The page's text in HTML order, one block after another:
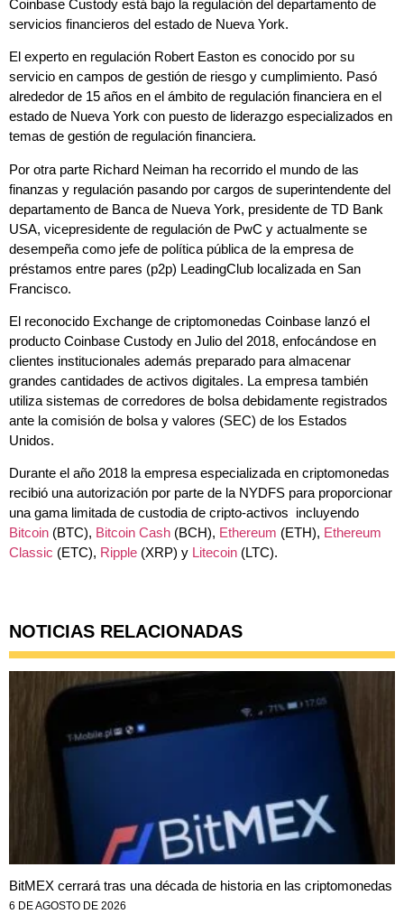
Coinbase Custody está bajo la regulación del departamento de
servicios financieros del estado de Nueva York.
El experto en regulación Robert Easton es conocido por su
servicio en campos de gestión de riesgo y cumplimiento. Pasó
alrededor de 15 años en el ámbito de regulación financiera en el
estado de Nueva York con puesto de liderazgo especializados en
temas de gestión de regulación financiera.
Por otra parte Richard Neiman ha recorrido el mundo de las
finanzas y regulación pasando por cargos de superintendente del
departamento de Banca de Nueva York, presidente de TD Bank
USA, vicepresidente de regulación de PwC y actualmente se
desempeña como jefe de política pública de la empresa de
préstamos entre pares (p2p) LeadingClub localizada en San
Francisco.
El reconocido Exchange de criptomonedas Coinbase lanzó el
producto Coinbase Custody en Julio del 2018, enfocándose en
clientes institucionales además preparado para almacenar
grandes cantidades de activos digitales. La empresa también
utiliza sistemas de corredores de bolsa debidamente registrados
ante la comisión de bolsa y valores (SEC) de los Estados
Unidos.
Durante el año 2018 la empresa especializada en criptomonedas
recibió una autorización por parte de la NYDFS para proporcionar
una gama limitada de custodia de cripto-activos incluyendo
Bitcoin (BTC), Bitcoin Cash (BCH), Ethereum (ETH), Ethereum
Classic (ETC), Ripple (XRP) y Litecoin (LTC).
NOTICIAS RELACIONADAS
BitMEX cerrará tras una década de historia en las criptomonedas
6 DE AGOSTO DE 2026